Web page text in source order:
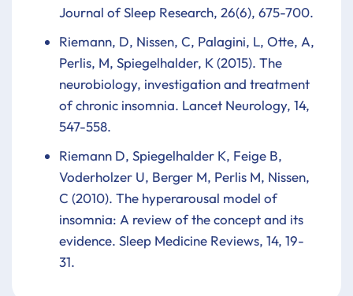
Journal of Sleep Research, 26(6), 675-700.
Riemann, D, Nissen, C, Palagini, L, Otte, A,
Perlis, M, Spiegelhalder, K (2015). The
neurobiology, investigation and treatment
of chronic insomnia. Lancet Neurology, 14,
547-558.
Riemann D, Spiegelhalder K, Feige B,
Voderholzer U, Berger M, Perlis M, Nissen,
C (2010). The hyperarousal model of
insomnia: A review of the concept and its
evidence. Sleep Medicine Reviews, 14, 19-
31.